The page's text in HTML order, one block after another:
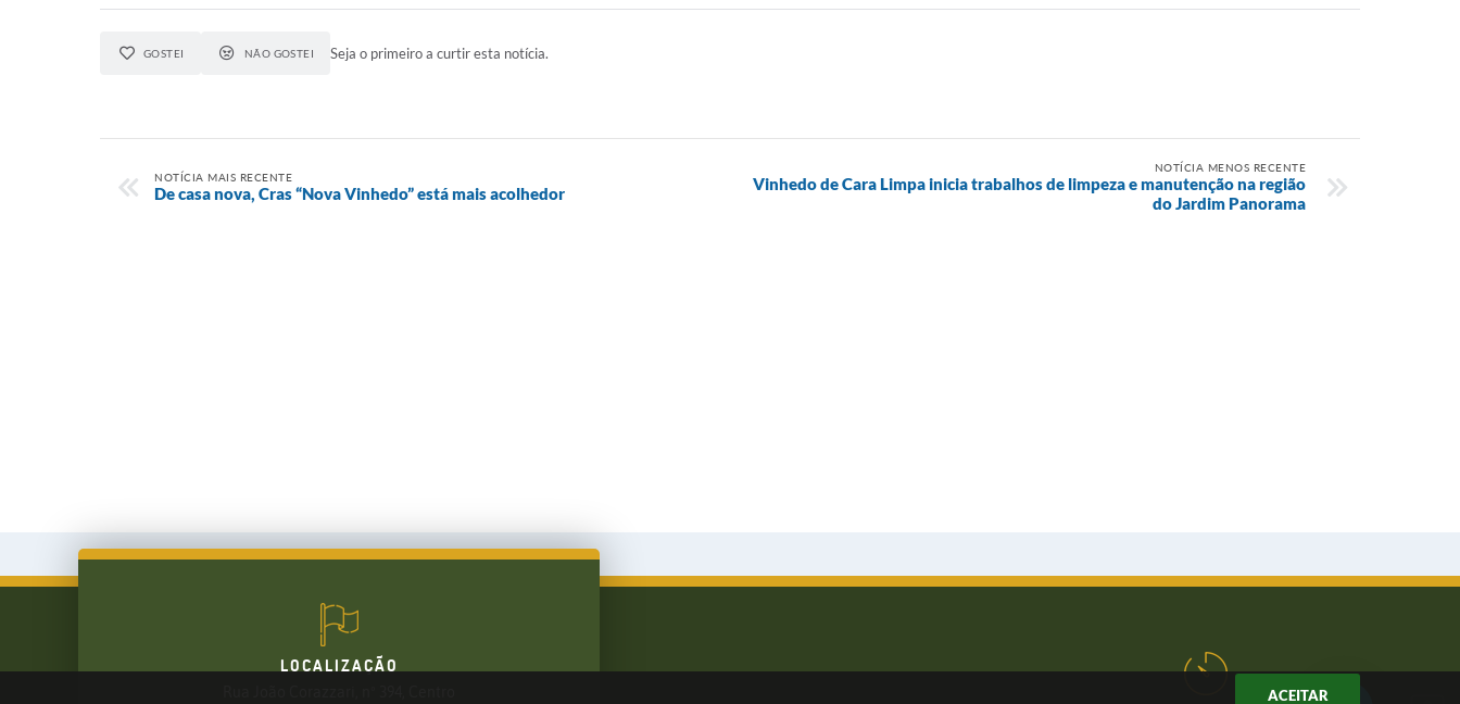
ACEITAR
GOSTEI NÃO GOSTEI Seja o primeiro a curtir esta notícia.
NOTÍCIA MAIS RECENTE
De casa nova, Cras “Nova Vinhedo” está mais acolhedor
NOTÍCIA MENOS RECENTE
Vinhedo de Cara Limpa inicia trabalhos de limpeza e manutenção na região
do Jardim Panorama
LOCALIZAÇÃO